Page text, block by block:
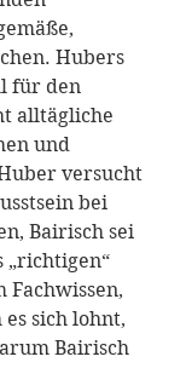
Hubers
für den
alltägliche
und
versucht
bei
Bairisch sei
„richtigen“
Fachwissen,
sich lohnt,
Bairisch